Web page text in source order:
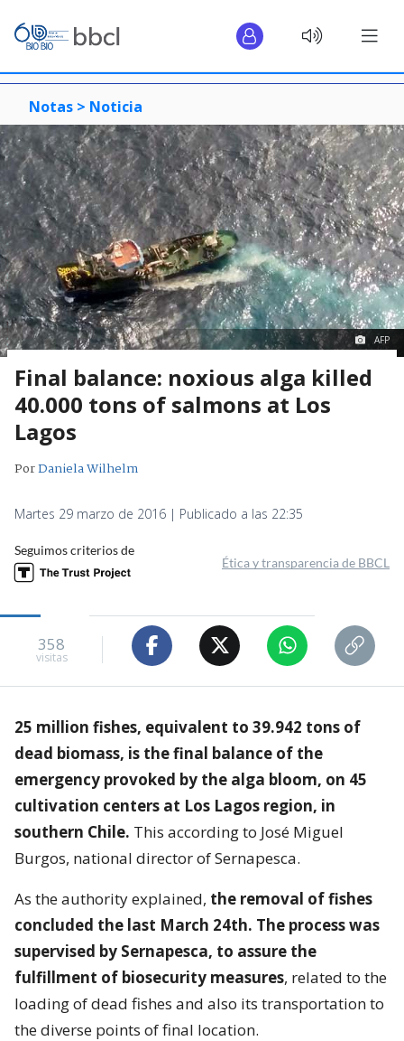
Notas > Noticia
AFP
Final balance: noxious alga killed
40.000 tons of salmons at Los
Lagos
PorDaniela Wilhelm
Martes 29 marzo de 2016 | Publicado a las 22:35
Seguimos criterios de
Ética y transparencia de BBCL
358
visitas
25 million fishes, equivalent to 39.942 tons of
dead biomass, is the final balance of the
emergency provoked by the alga bloom, on 45
cultivation centers at Los Lagos region, in
southern Chile. This according to José Miguel
Burgos, national director of Sernapesca.
As the authority explained, the removal of fishes
concluded the last March 24th. The process was
supervised by Sernapesca, to assure the
fulfillment of biosecurity measures, related to the
loading of dead fishes and also its transportation to
the diverse points of final location.